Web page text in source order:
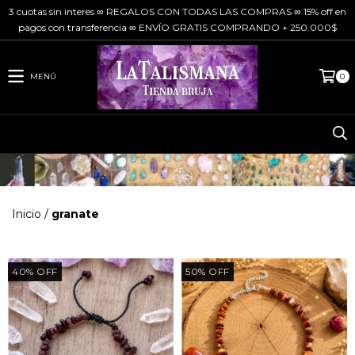
3 cuotas sin interes ∞ REGALOS CON TODAS LAS COMPRAS ∞ 15% off en
pagos con transferencia ∞ ENVÍO GRATIS COMPRANDO + 250.000$
MENÚ 0
Inicio / granate
40% OFF 50% OFF